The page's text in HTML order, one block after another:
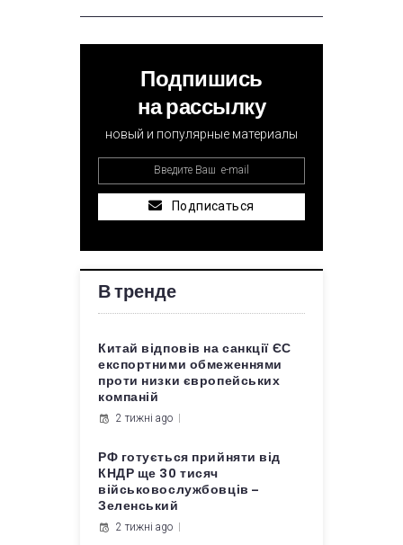
Подпишись
на рассылку
новый и популярные материалы
Подписаться
В тренде
Китай відповів на санкції ЄС
експортними обмеженнями
проти низки європейських
компаній
2 тижні ago
РФ готується прийняти від
КНДР ще 30 тисяч
військовослужбовців –
Зеленський
2 тижні ago